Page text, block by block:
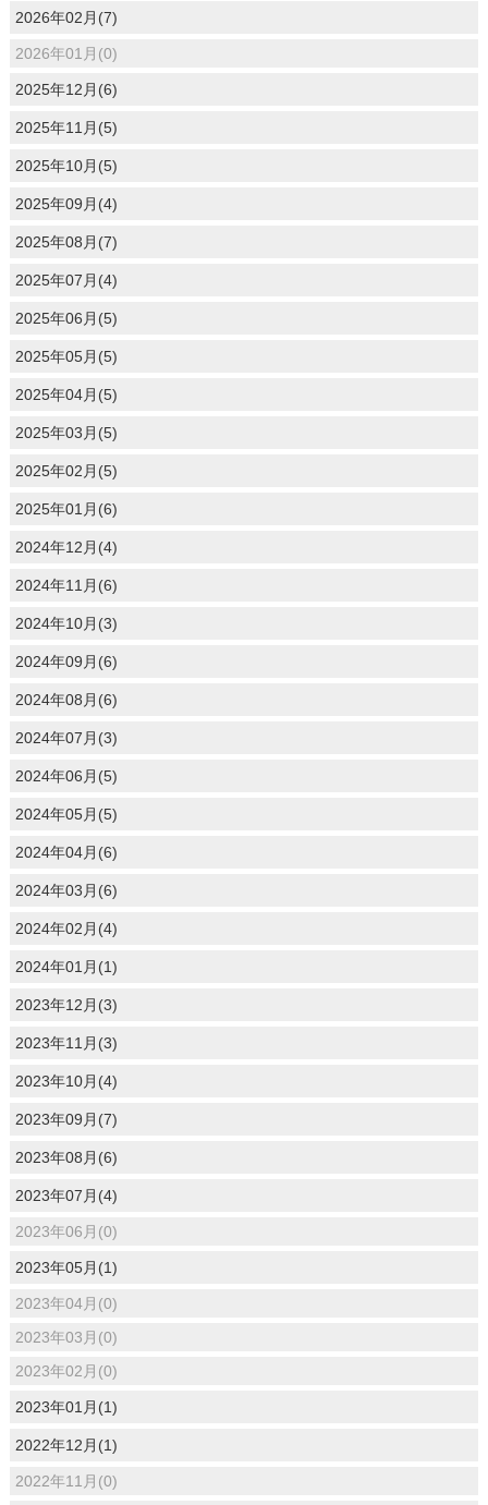
2026年02月(7)
2026年01月(0)
2025年12月(6)
2025年11月(5)
2025年10月(5)
2025年09月(4)
2025年08月(7)
2025年07月(4)
2025年06月(5)
2025年05月(5)
2025年04月(5)
2025年03月(5)
2025年02月(5)
2025年01月(6)
2024年12月(4)
2024年11月(6)
2024年10月(3)
2024年09月(6)
2024年08月(6)
2024年07月(3)
2024年06月(5)
2024年05月(5)
2024年04月(6)
2024年03月(6)
2024年02月(4)
2024年01月(1)
2023年12月(3)
2023年11月(3)
2023年10月(4)
2023年09月(7)
2023年08月(6)
2023年07月(4)
2023年06月(0)
2023年05月(1)
2023年04月(0)
2023年03月(0)
2023年02月(0)
2023年01月(1)
2022年12月(1)
2022年11月(0)